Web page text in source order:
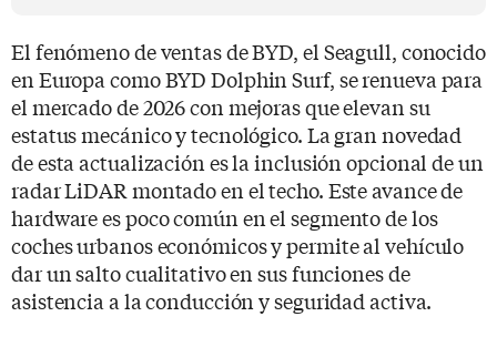
El fenómeno de ventas de BYD, el Seagull, conocido
en Europa como BYD Dolphin Surf, se renueva para
el mercado de 2026 con mejoras que elevan su
estatus mecánico y tecnológico. La gran novedad
de esta actualización es la inclusión opcional de un
radar LiDAR montado en el techo. Este avance de
hardware es poco común en el segmento de los
coches urbanos económicos y permite al vehículo
dar un salto cualitativo en sus funciones de
asistencia a la conducción y seguridad activa.